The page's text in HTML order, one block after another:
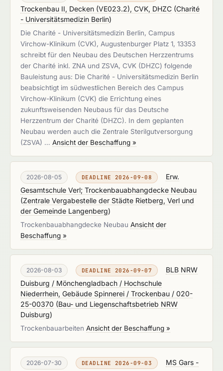
Trockenbau II, Decken (VE023.2), CVK, DHZC (Charité
- Universitätsmedizin Berlin)
Die Charité - Universitätsmedizin Berlin, Campus
Virchow-Klinikum (CVK), Augustenburger Platz 1, 13353
schreibt für den Neubau des Deutschen Herzzentrums
der Charité inkl. ZNA und ZSVA, CVK (DHZC) folgende
Bauleistung aus: Die Charité - Universitätsmedizin Berlin
beabsichtigt im südwestlichen Bereich des Campus
Virchow-Klinikum (CVK) die Errichtung eines
zukunftsweisenden Neubaus für das Deutsche
Herzzentrum der Charité (DHZC). In dem geplanten
Neubau werden auch die Zentrale Sterilgutversorgung
(ZSVA) … Ansicht der Beschaffung »
2026-08-05 DEADLINE 2026-09-08
Erw.
Gesamtschule Verl; Trockenbauabhangdecke Neubau
(Zentrale Vergabestelle der Städte Rietberg, Verl und
der Gemeinde Langenberg)
Trockenbauabhangdecke Neubau Ansicht der
Beschaffung »
2026-08-03 DEADLINE 2026-09-07
BLB NRW
Duisburg / Mönchengladbach / Hochschule
Niederrhein, Gebäude Spinnerei / Trockenbau / 020-
25-00370 (Bau- und Liegenschaftsbetrieb NRW
Duisburg)
Trockenbauarbeiten Ansicht der Beschaffung »
2026-07-30 DEADLINE 2026-09-03
MS Gars -